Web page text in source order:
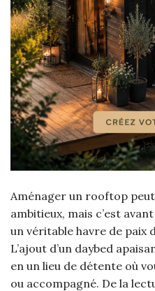
Aménager un rooftop
ambitieux, mais c’est
un véritable havre de paix
L’ajout d’un daybed
en un lieu de détente où
ou accompagné. De la